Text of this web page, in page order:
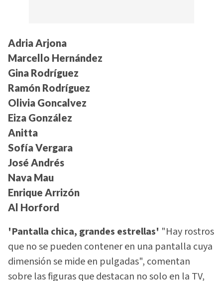
Adria Arjona
Marcello Hernández
Gina Rodríguez
Ramón Rodríguez
Olivia Goncalvez
Eiza González
Anitta
Sofía Vergara
José Andrés
Nava Mau
Enrique Arrizón
Al Horford
'Pantalla chica, grandes estrellas' "Hay rostros
que no se pueden contener en una pantalla cuya
dimensión se mide en pulgadas", comentan
sobre las figuras que destacan no solo en la TV,